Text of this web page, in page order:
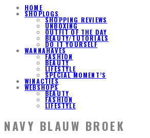
HOME
SHOPLOGS
SHOPPING REVIEWS
UNBOXING
OUTFIT OF THE DAY
BEAUTY/TUTORIALS
DO IT YOURSELF
WANNAHAVES
FASHION
BEAUTY
LIFESTYLE
SPECIAL MOMENT’S
WINACTIES
WEBSHOPS
BEAUTY
FASHION
LIFESTYLE
NAVY BLAUW BROEK